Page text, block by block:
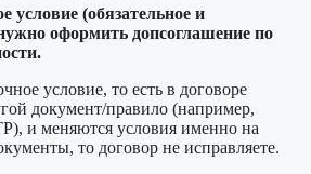
условие (обязательное и
оформить допсоглашение по
условие, то есть в договоре
документ/правило (например,
и меняются условия именно на
то договор не исправляете.